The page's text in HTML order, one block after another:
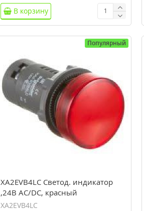
В корзину
Популярный
XA2EVB4LC Светод. индикатор
,24В AC/DC, красный
XA2EVB4LC